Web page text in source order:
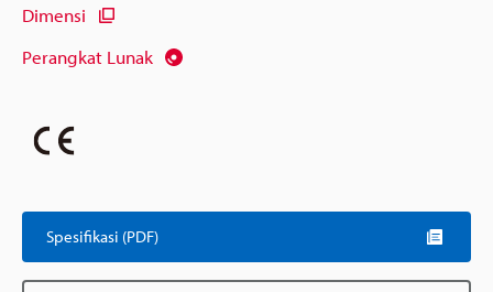
Dimensi
Perangkat Lunak
Spesifikasi (PDF)